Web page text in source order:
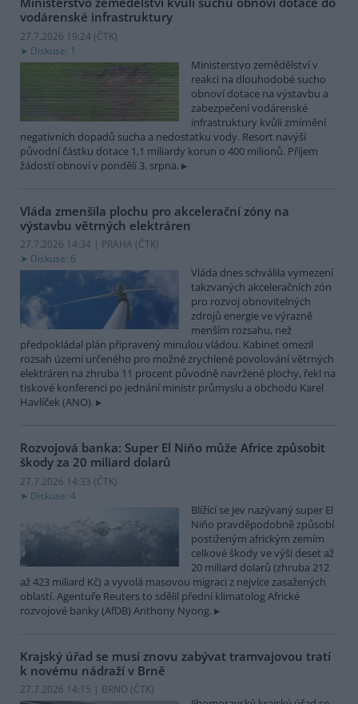
vodárenské infrastruktury
27.7.2026 19:24 (ČTK)
Diskuse: 1
Ministerstvo zemědělství v
reakci na dlouhodobé sucho
obnoví dotace na výstavbu a
zabezpečení vodárenské
infrastruktury kvůli zmírnění
negativních dopadů sucha a nedostatku vody. Resort navýší
původní částku dotace 1,1 miliardy korun o 400 milionů. Příjem
žádostí obnoví v pondělí 3. srpna.
Vláda zmenšila plochu pro akcelerační zóny na
výstavbu větrných elektráren
27.7.2026 14:34 | PRAHA (ČTK)
Diskuse: 6
Vláda dnes schválila vymezení
takzvaných akceleračních zón
pro rozvoj obnovitelných
zdrojů energie ve výrazně
menším rozsahu, než
předpokládal plán připravený minulou vládou. Kabinet omezil
rozsah území určeného pro možné zrychlené povolování větrných
elektráren na zhruba 11 procent původně navržené plochy, řekl na
tiskové konferenci po jednání ministr průmyslu a obchodu Karel
Havlíček (ANO).
Rozvojová banka: Super El Niňo může Africe způsobit
škody za 20 miliard dolarů
27.7.2026 14:33 (ČTK)
Diskuse: 4
Blížící se jev nazývaný super El
Niňo pravděpodobně způsobí
postiženým africkým zemím
celkové škody ve výši deset až
20 miliard dolarů (zhruba 212
až 423 miliard Kč) a vyvolá masovou migraci z nejvíce zasažených
oblastí. Agentuře Reuters to sdělil přední klimatolog Africké
rozvojové banky (AfDB) Anthony Nyong.
Krajský úřad se musí znovu zabývat tramvajovou tratí
k novému nádraží v Brně
27.7.2026 14:15 | BRNO (ČTK)